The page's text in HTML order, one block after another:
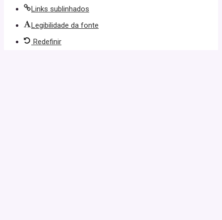
Links sublinhados
Legibilidade da fonte
Redefinir